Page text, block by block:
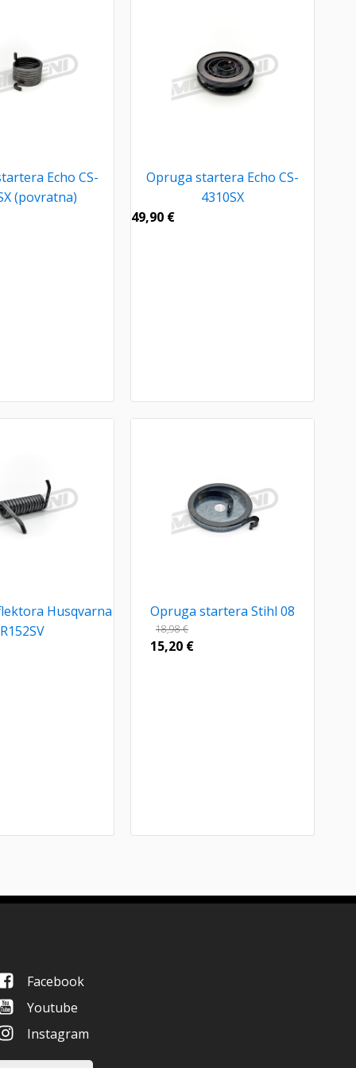
Echo CS-
(povratna)
Opruga startera Echo CS-
4310SX
49,90 €
Husqvarna
R152SV
Opruga startera Stihl 08
18,98€
15,20 €
Facebook
Youtube
Instagram